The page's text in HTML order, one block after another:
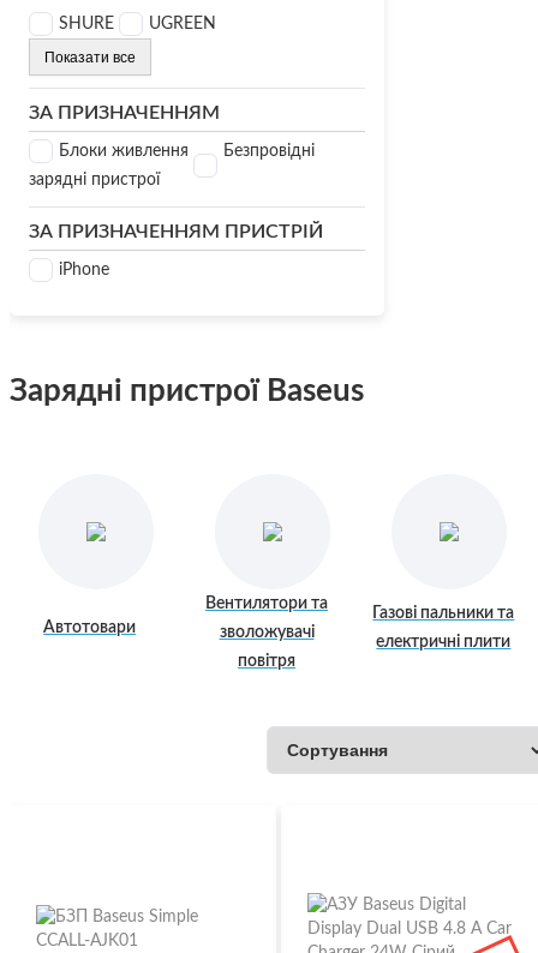
SHURE
UGREEN
Показати все
ЗА ПРИЗНАЧЕННЯМ
Блоки живлення
Безпровідні
зарядні пристрої
ЗА ПРИЗНАЧЕННЯМ ПРИСТРІЙ
iPhone
Зарядні пристрої Baseus
Автотовари
Вентилятори та
зволожувачі
повітря
Газові пальники та
електричні плити